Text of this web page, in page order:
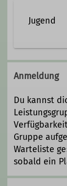
und
deine
auf
bist du
Jugend
Anmeldung
Du kannst
Gruppe
Warteliste
sobald ein